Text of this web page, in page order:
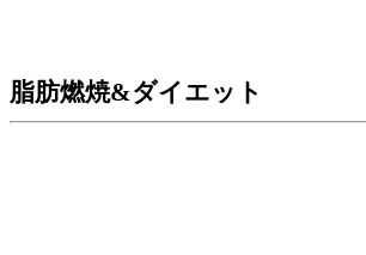
脂肪燃焼&ダイエット